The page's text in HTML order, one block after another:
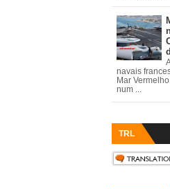
navais
Mar
num ...
TRL